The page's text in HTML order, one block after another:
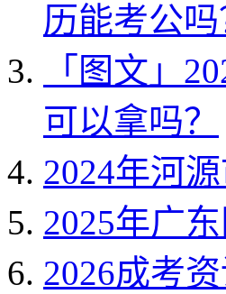
历能考公吗
「图文」
可以拿吗？
2024年河
2025年广
2026成考